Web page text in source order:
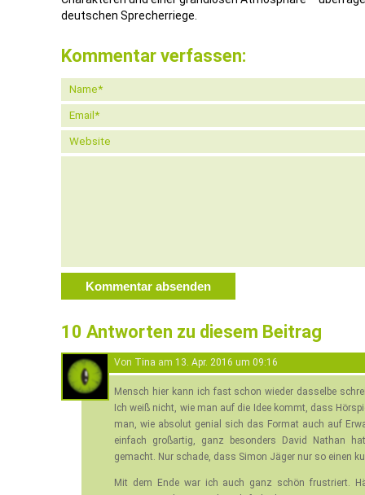
deutschen Sprecherriege.
Kommentar verfassen:
10 Antworten zu diesem Beitrag
Von Tina am 13. Apr. 2016 um 09:16
Mensch hier kann ich fast schon wieder dasselbe
Ich weiß nicht, wie man auf die Idee kommt, dass
man, wie absolut genial sich das Format auch auf
einfach großartig, ganz besonders David Nathan
gemacht. Nur schade, dass Simon Jäger nur so einen
Mit dem Ende war ich auch ganz schön frustriert.